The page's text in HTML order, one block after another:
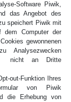
Software Piwik,
das Angebot des
speichert Piwik mit
dem Computer der
gewonnenen
Analysezwecken
nicht an Dritte
out-Funktion Ihres
von Piwik
die Erhebung von